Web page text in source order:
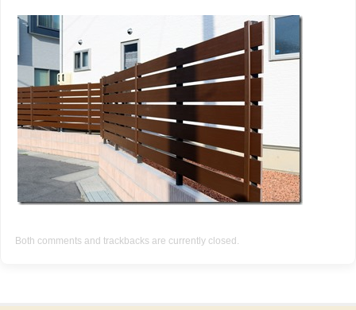
Both comments and trackbacks are currently closed.